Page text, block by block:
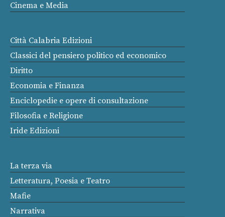
Cinema e Media
Città Calabria Edizioni
Classici del pensiero politico ed economico
Diritto
Economia e Finanza
Enciclopedie e opere di consultazione
Filosofia e Religione
Iride Edizioni
La terza via
Letteratura, Poesia e Teatro
Mafie
Narrativa